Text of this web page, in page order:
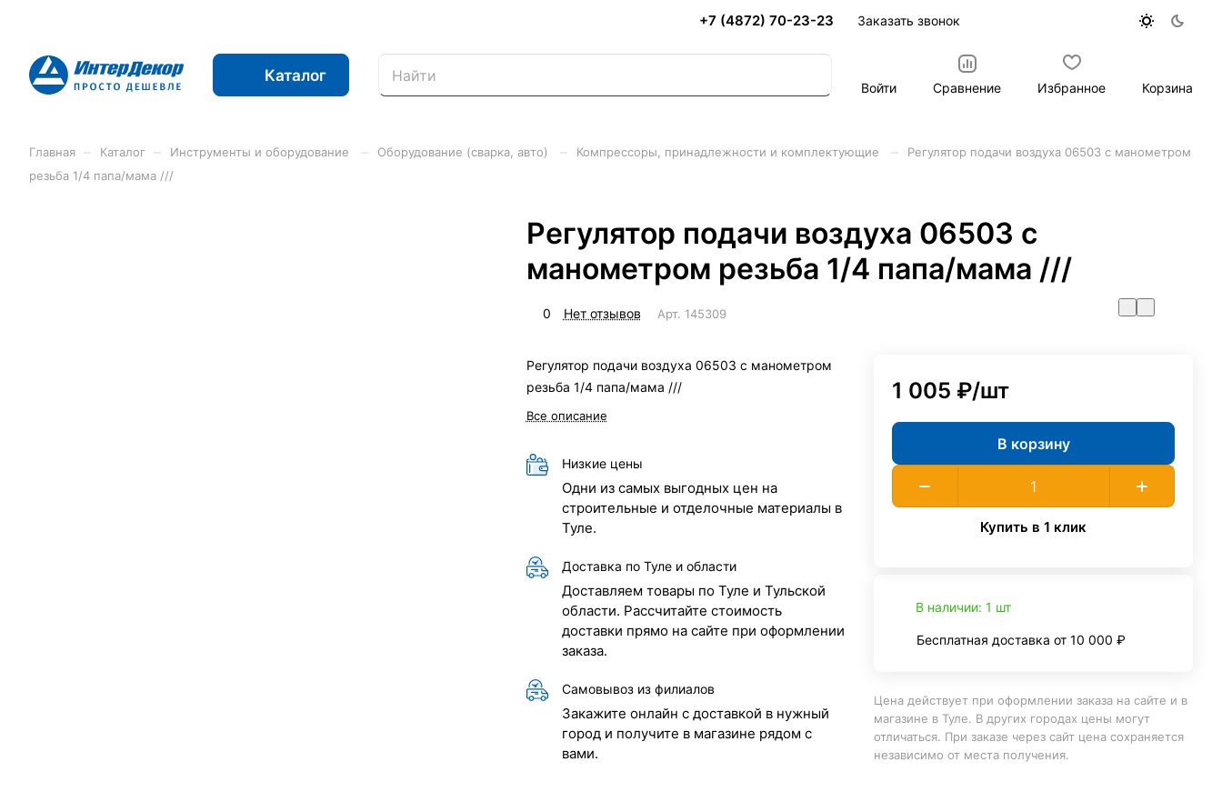
+7 (4872) 70-23-23 Заказать звонок
Каталог
Войти Сравнение Избранное Корзина
Главная Каталог Инструменты и оборудование Оборудование (сварка, авто) Компрессоры, принадлежности и комплектующие
Регулятор подачи воздуха 06503 с манометром
резьба 1/4 папа/мама ///
Регулятор подачи воздуха 06503 с
манометром резьба 1/4 папа/мама ///
0 Нет отзывов Арт. 145309
Регулятор подачи воздуха 06503 с манометром
резьба 1/4 папа/мама ///
Все описание
Низкие цены
Одни из самых выгодных цен на
строительные и отделочные материалы в
Туле.
Доставка по Туле и области
Доставляем товары по Туле и Тульской
области. Рассчитайте стоимость
доставки прямо на сайте при оформлении
заказа.
Самовывоз из филиалов
Закажите онлайн с доставкой в нужный
город и получите в магазине рядом с
вами.
1 005 ₽/шт
В корзину
Купить в 1 клик
В наличии: 1 шт
Бесплатная доставка от 10 000 ₽
Цена действует при оформлении заказа на сайте и в
магазине в Туле. В других городах цены могут
отличаться. При заказе через сайт цена сохраняется
независимо от места получения.